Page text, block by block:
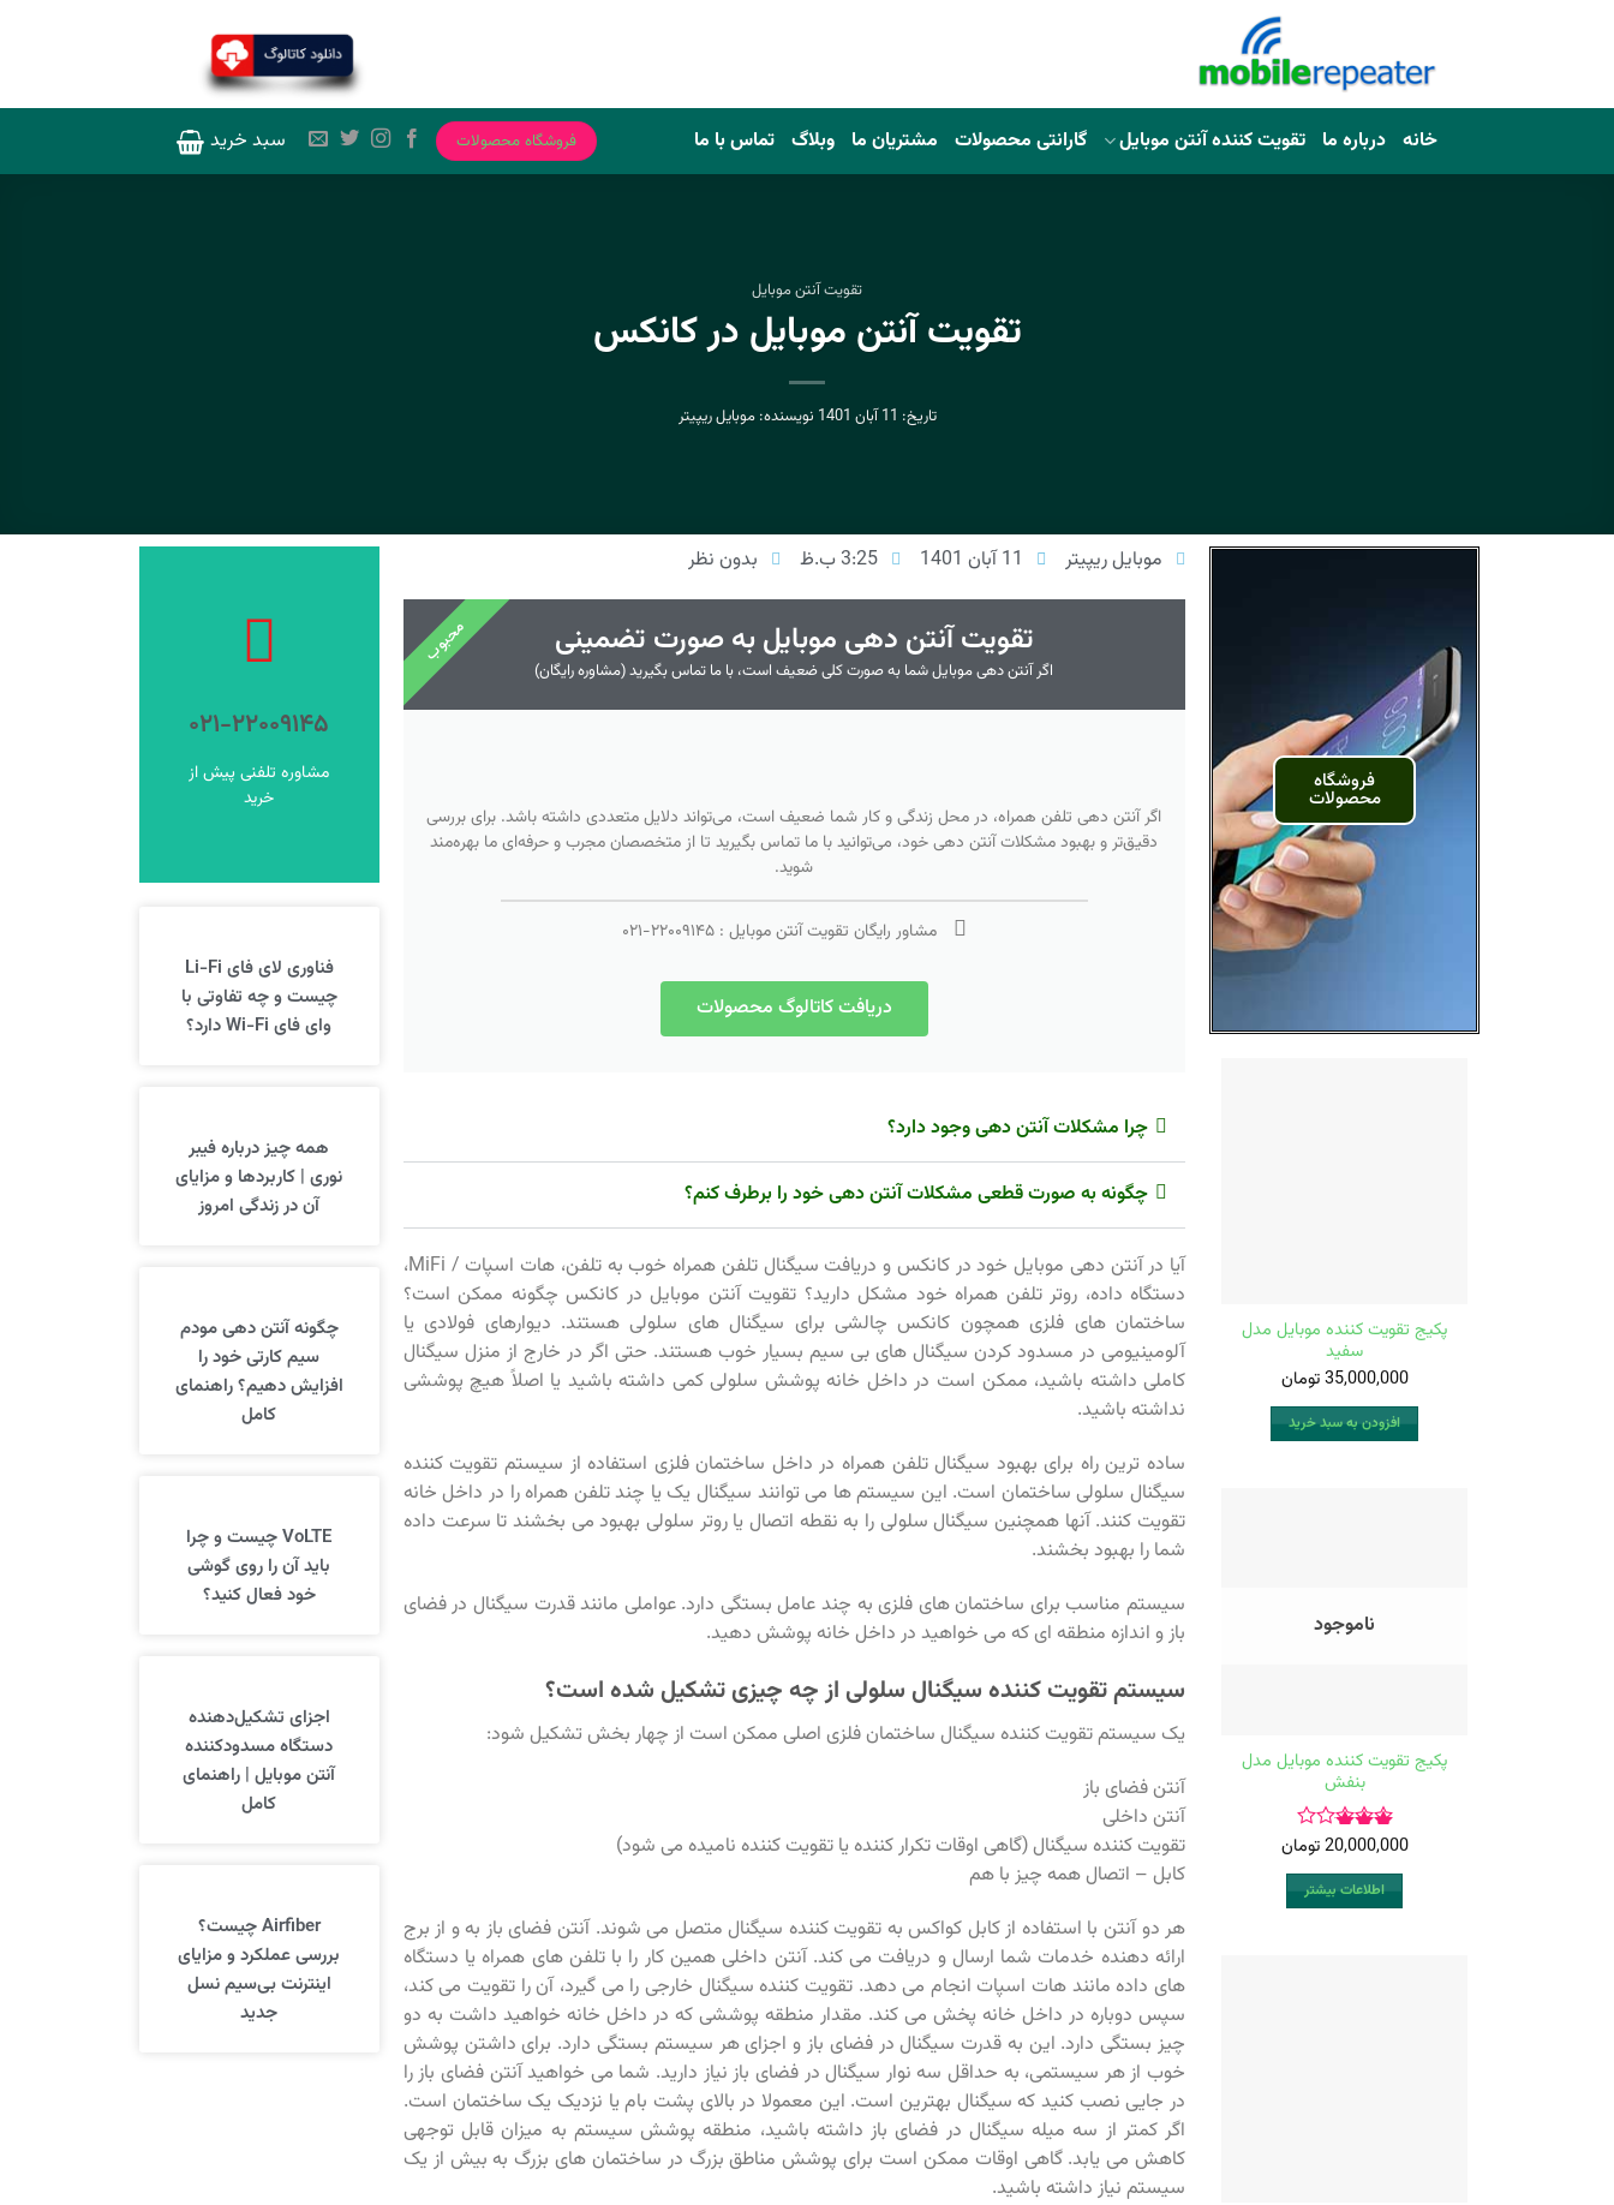
خانه درباره ما تقویت کننده آنتن موبایل گارانتی محصولات مشتریان ما وبلاگ تماس با ما فروشگاه محصولات سبد خرید
تقویت آنتن موبایل
تقویت آنتن موبایل در کانکس
تاریخ: 11 آبان 1401 نویسنده:موبایل ریپیتر
فروشگاه
محصولات
پکیج تقویت کننده موبایل مدل
سفید
35,000,000تومان
افزودن به سبد خرید
ناموجود
پکیج تقویت کننده موبایل مدل
بنفش
امتیاز
3.00
از 5
20,000,000تومان
اطلاعات بیشتر
موبایل ریپیتر 11 آبان 1401 3:25 ب.ظ بدون نظر
تقویت آنتن دهی موبایل به صورت تضمینی
اگر آنتن دهی موبایل شما به صورت کلی ضعیف است، با ما تماس بگیرید (مشاوره رایگان)
اگر آنتن دهی تلفن همراه، در محل زندگی و کار شما ضعیف است، می‌تواند دلایل متعددی داشته باشد. برای بررسی
دقیق‌تر و بهبود مشکلات آنتن دهی خود، می‌توانید با ما تماس بگیرید تا از متخصصان مجرب و حرفه‌ای ما بهره‌مند
شوید.
مشاور رایگان تقویت آنتن موبایل :۲۲۰۰۹۱۴۵-۰۲۱
دریافت کاتالوگ محصولات
محبوب
چرا مشکلات آنتن دهی وجود دارد؟
چگونه به صورت قطعی مشکلات آنتن دهی خود را برطرف کنم؟
آیا در آنتن دهی موبایل خود در کانکس و دریافت سیگنال تلفن همراه خوب به تلفن، هات اسپات / MiFi،
دستگاه داده، روتر تلفن همراه خود مشکل دارید؟ تقویت آنتن موبایل در کانکس چگونه ممکن است؟
ساختمان های فلزی همچون کانکس چالشی برای سیگنال های سلولی هستند. دیوارهای فولادی یا
آلومینیومی در مسدود کردن سیگنال های بی سیم بسیار خوب هستند. حتی اگر در خارج از منزل سیگنال
کاملی داشته باشید، ممکن است در داخل خانه پوشش سلولی کمی داشته باشید یا اصلاً هیچ پوششی
نداشته باشید.
ساده ترین راه برای بهبود سیگنال تلفن همراه در داخل ساختمان فلزی استفاده از سیستم تقویت کننده
سیگنال سلولی ساختمان است. این سیستم ها می توانند سیگنال یک یا چند تلفن همراه را در داخل خانه
تقویت کنند. آنها همچنین سیگنال سلولی را به نقطه اتصال یا روتر سلولی بهبود می بخشند تا سرعت داده
شما را بهبود بخشند.
سیستم مناسب برای ساختمان های فلزی به چند عامل بستگی دارد. عواملی مانند قدرت سیگنال در فضای
باز و اندازه منطقه ای که می خواهید در داخل خانه پوشش دهید.
سیستم تقویت کننده سیگنال سلولی از چه چیزی تشکیل شده است؟
یک سیستم تقویت کننده سیگنال ساختمان فلزی اصلی ممکن است از چهار بخش تشکیل شود:
آنتن فضای باز
آنتن داخلی
تقویت کننده سیگنال (گاهی اوقات تکرار کننده یا تقویت کننده نامیده می شود)
کابل – اتصال همه چیز با هم
هر دو آنتن با استفاده از کابل کواکس به تقویت کننده سیگنال متصل می شوند. آنتن فضای باز به و از برج
ارائه دهنده خدمات شما ارسال و دریافت می کند. آنتن داخلی همین کار را با تلفن های همراه یا دستگاه
های داده مانند هات اسپات انجام می دهد. تقویت کننده سیگنال خارجی را می گیرد، آن را تقویت می کند،
سپس دوباره در داخل خانه پخش می کند. مقدار منطقه پوششی که در داخل خانه خواهید داشت به دو
چیز بستگی دارد. این به قدرت سیگنال در فضای باز و اجزای هر سیستم بستگی دارد. برای داشتن پوشش
خوب از هر سیستمی، به حداقل سه نوار سیگنال در فضای باز نیاز دارید. شما می خواهید آنتن فضای باز را
در جایی نصب کنید که سیگنال بهترین است. این معمولا در بالای پشت بام یا نزدیک یک ساختمان است.
اگر کمتر از سه میله سیگنال در فضای باز داشته باشید، منطقه پوشش سیستم به میزان قابل توجهی
کاهش می یابد. گاهی اوقات ممکن است برای پوشش مناطق بزرگ در ساختمان های بزرگ به بیش از یک
سیستم نیاز داشته باشید.
۰۲۱-۲۲۰۰۹۱۴۵
مشاوره تلفنی پیش از
خرید
خرید آنلاین
فروشگاه شوید
ورود به
فناوری لای فای Li-Fi
چیست و چه تفاوتی با
وای فای Wi-Fi دارد؟
همه چیز درباره فیبر
نوری | کاربردها و مزایای
آن در زندگی امروز
چگونه آنتن دهی مودم
سیم کارتی خود را
افزایش دهیم؟ راهنمای
کامل
VoLTE چیست و چرا
باید آن را روی گوشی
خود فعال کنید؟
اجزای تشکیل‌دهنده
دستگاه مسدودکننده
آنتن موبایل | راهنمای
کامل
Airfiber چیست؟
بررسی عملکرد و مزایای
اینترنت بی‌سیم نسل
جدید